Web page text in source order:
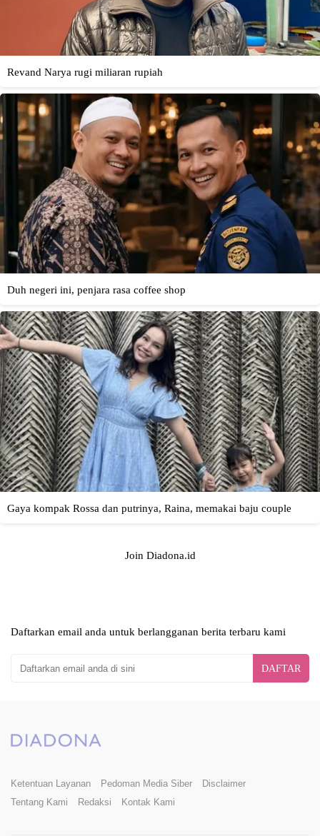
Join Diadona.id
Daftarkan email anda untuk berlangganan berita terbaru kami
DAFTAR
Ketentuan Layanan Pedoman Media Siber
Disclaimer
Tentang Kami
Redaksi Kontak Kami